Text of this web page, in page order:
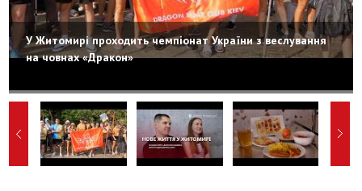
У Житомирі проходить чемпіонат України з веслування
на човнах «Дракон»